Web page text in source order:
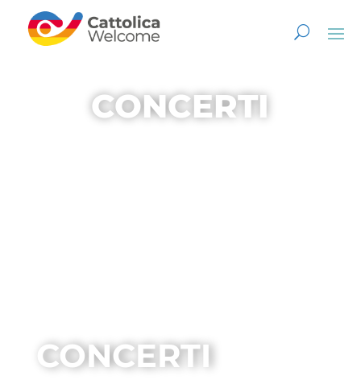
CONCERTI
CONCERTI